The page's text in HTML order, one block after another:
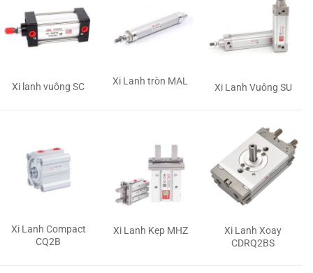
Xi lanh vuông SC Xi Lanh tròn MAL
Xi Lanh Vuông SU
Xi Lanh Compact
CQ2B
Xi Lanh Kẹp MHZ
Xi Lanh Xoay
CDRQ2BS